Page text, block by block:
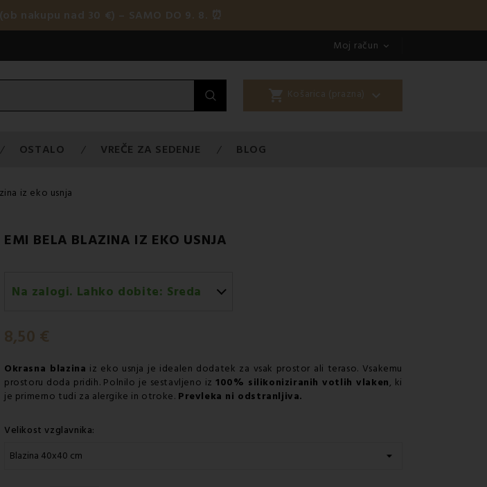
nakupu nad 30 €) – SAMO DO 9. 8. ⏰
Moj račun 
shopping_cart Košarica (prazna) 
OSTALO VREČE ZA SEDENJE BLOG
iz eko usnja
EMI BELA BLAZINA IZ EKO USNJA
Na zalogi. Lahko dobite: Sreda
8,50 €
Okrasna blazina iz eko usnja je idealen dodatek za vsak prostor ali teraso. Vsakemu
prostoru doda pridih. Polnilo je sestavljeno iz100% silikoniziranih votlih vlaken, ki
je primerno tudi za alergike in otroke. Prevleka ni odstranljiva.
Velikost vzglavnika: